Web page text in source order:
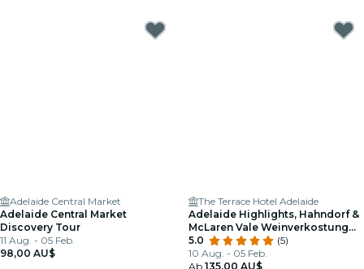
Adelaide Central Market
Adelaide Central Market
Discovery Tour
11 Aug. - 05 Feb.
98,00 AU$
The Terrace Hotel Adelaide
Adelaide Highlights, Hahndorf &
McLaren Vale Weinverkostung
und Sightseeing-Tour
5.0
(5)
10 Aug. - 05 Feb.
Ab 135,00 AU$